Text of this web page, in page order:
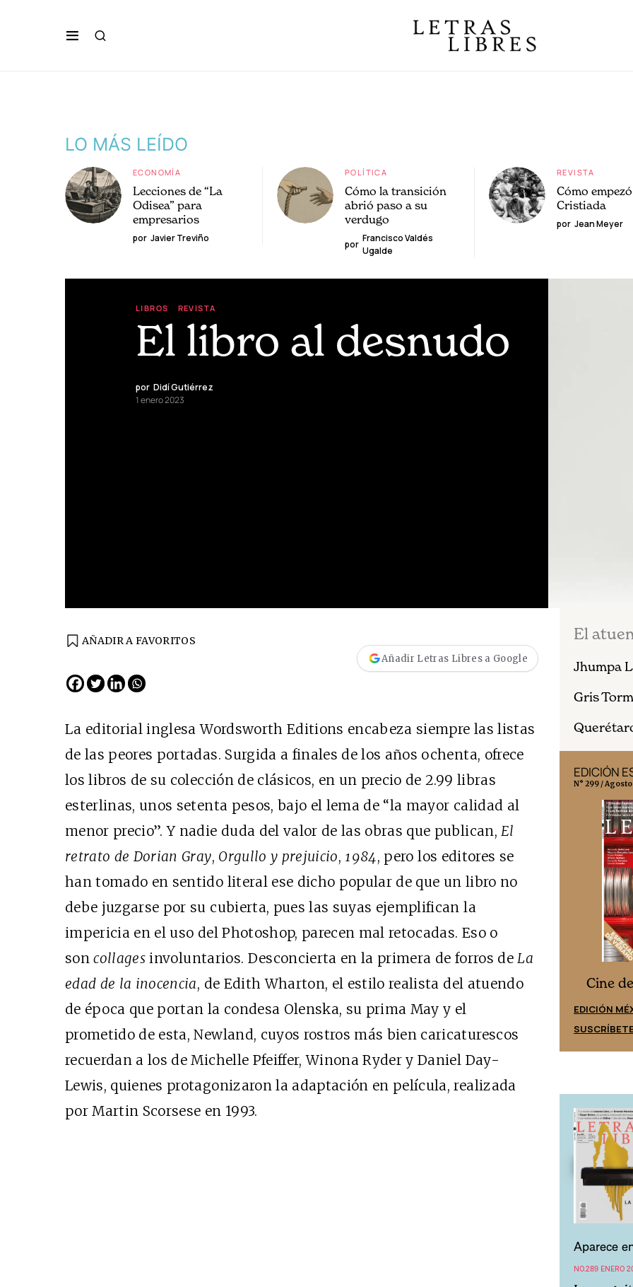
LO MÁS LEÍDO
ECONOMÍA
Lecciones de “La
Odisea” para
empresarios
por Javier Treviño
POLÍTICA
Cómo la transición
abrió paso a su
verdugo
por
Francisco Valdés
Ugalde
REVISTA
Cómo
Cristiada
por Jean Meyer
LIBROS REVISTA
El libro al desnudo
por Didí Gutiérrez
1 enero 2023
AÑADIR A FAVORITOS
Añadir Letras Libres a Google
La editorial inglesa Wordsworth Editions encabeza siempre las listas
de las peores portadas. Surgida a finales de los años ochenta, ofrece
los libros de su colección de clásicos, en un precio de 2.99 libras
esterlinas, unos setenta pesos, bajo el lema de “la mayor calidad al
menor precio”. Y nadie duda del valor de las obras que publican,El
retrato de Dorian Gray, Orgullo y prejuicio, 1984, pero los editores se
han tomado en sentido literal ese dicho popular de que un libro no
debe juzgarse por su cubierta, pues las suyas ejemplifican la
impericia en el uso del Photoshop, parecen mal retocadas. Eso o
soncollages involuntarios. Desconcierta en la primera de forros deLa
edad de la inocencia, de Edith Wharton, el estilo realista del atuendo
de época que portan la condesa Olenska, su prima May y el
prometido de esta, Newland, cuyos rostros más bien caricaturescos
recuerdan a los de Michelle Pfeiffer, Winona Ryder y Daniel Day-
Lewis, quienes protagonizaron la adaptación en película, realizada
por Martin Scorsese en 1993.
El
Jhumpa
Gris
EDICIÓN ESPAÑA
N° 299 / Agosto 2026
Cine desde los márgenes
EDICIÓN MÉXICO
SUSCRÍBETE
EDICIÓN
N° 332 / Agosto
Cine
EDICIÓN
Aparece
NO.289 ENERO